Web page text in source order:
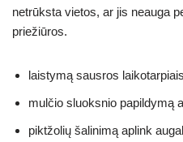
netrūksta vietos, ar jis neauga
priežiūros.
laistymą sausros laikotarpiais
mulčio sluoksnio papildymą
piktžolių šalinimą aplink